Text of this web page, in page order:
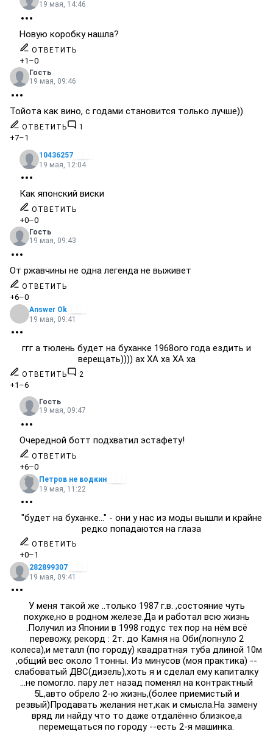
19 мая, 14:46
Новую коробку нашла?
ОТВЕТИТЬ
+1 –0
Гость
19 мая, 09:46
Тойота как вино, с годами становится только лучше))
ОТВЕТИТЬ 1
+7–1
10436257
19 мая, 12:04
Как японский виски
ОТВЕТИТЬ
+0–0
Гость
19 мая, 09:43
От ржавчины не одна легенда не выживет
ОТВЕТИТЬ
+6–0
Answer Ok
19 мая, 09:41
ггг а тюлень будет на буханке 1968ого года ездить и
верещать)))) ах ХА ха ХА ха
ОТВЕТИТЬ 2
+1 –6
Гость
19 мая, 09:47
Очередной ботт подхватил эстафету!
ОТВЕТИТЬ
+6–0
Петров не водкин
19 мая, 11:22
"будет на буханке..." - они у нас из моды вышли и крайне
редко попадаются на глаза
ОТВЕТИТЬ
+0–1
282899307
19 мая, 09:41
У меня такой же ..только 1987 г.в. ,состояние чуть
похуже,но в родном железе.Да и работал всю жизнь
.Получил из Японии в 1998 году.с тех пор на нём всё
перевожу, рекорд : 2т. до Камня на Оби(лопнуло 2
колеса),и металл (по городу) квадратная туба длиной 10м
,общий вес около 1тонны. Из минусов (моя практика) --
слабоватый ДВС(дизель),хоть я и сделал ему капиталку
...не помогло. пару лет назад поменял на контрактный
5L,авто обрело 2-ю жизнь,(более приемистый и
резвый)Продавать желания нет,как и смысла.На замену
вряд ли найду что то даже отдалённо близкое,а
перемещаться по городу --есть 2-я машинка.